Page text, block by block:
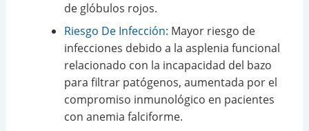
de glóbulos rojos.
Riesgo De Infección: Mayor riesgo de
infecciones debido a la asplenia funcional
relacionado con la incapacidad del bazo
para filtrar patógenos, aumentada por el
compromiso inmunológico en pacientes
con anemia falciforme.